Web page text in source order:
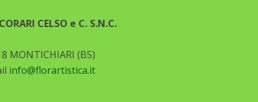
CELSO e C. S.N.C.
MONTICHIARI (BS)
info@florartistica.it